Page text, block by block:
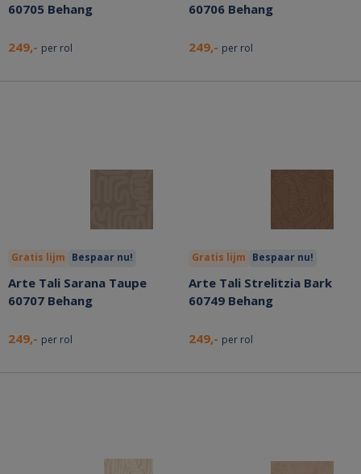
60705 Behang
249,- per rol
60706 Behang
249,- per rol
Gratis lijm Bespaar nu!
Arte Tali Sarana Taupe
60707 Behang
249,- per rol
Gratis lijm Bespaar nu!
Arte Tali Strelitzia Bark
60749 Behang
249,- per rol